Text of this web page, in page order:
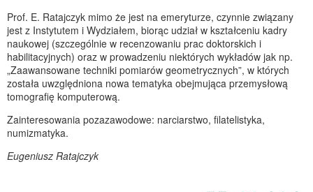
Prof. E. Ratajczyk mimo że jest na emeryturze, czynnie związany
jest z Instytutem i Wydziałem, biorąc udział w kształceniu kadry
naukowej (szczególnie w recenzowaniu prac doktorskich i
habilitacyjnych) oraz w prowadzeniu niektórych wykładów jak np.
„Zaawansowane techniki pomiarów geometrycznych”, w których
została uwzględniona nowa tematyka obejmująca przemysłową
tomografię komputerową.
Zainteresowania pozazawodowe: narciarstwo, filatelistyka,
numizmatyka.
Eugeniusz Ratajczyk